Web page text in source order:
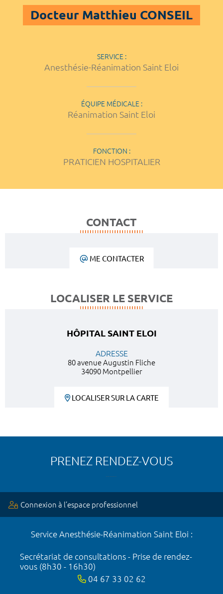
Docteur Matthieu CONSEIL
SERVICE :
Anesthésie-Réanimation Saint Eloi
ÉQUIPE MÉDICALE :
Réanimation Saint Eloi
FONCTION :
PRATICIEN HOSPITALIER
CONTACT
ME CONTACTER
LOCALISER LE SERVICE
HÔPITAL SAINT ELOI
ADRESSE
80 avenue Augustin Fliche
34090 Montpellier
LOCALISER SUR LA CARTE
PRENEZ RENDEZ-VOUS
Connexion à l’espace professionnel
Service Anesthésie-Réanimation Saint Eloi :
Secrétariat de consultations - Prise de rendez-
vous (8h30 - 16h30)
04 67 33 02 62